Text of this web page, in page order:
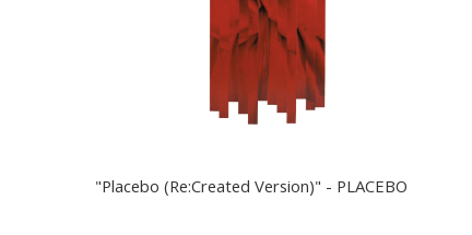
"Placebo (Re:Created Version)" - PLACEBO